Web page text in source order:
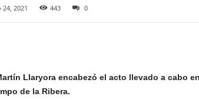
24, 2021 443 0
Llaryora encabezó el acto llevado a cabo
de la Ribera.